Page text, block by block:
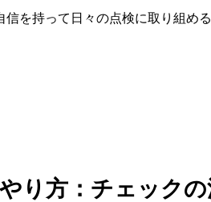
を持って日々の点検に取り組め
り方：チェック